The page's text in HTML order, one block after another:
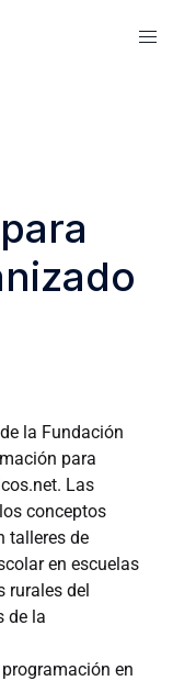
la Fundación
para
Las
conceptos
talleres de
en escuelas
rurales del
de la
en